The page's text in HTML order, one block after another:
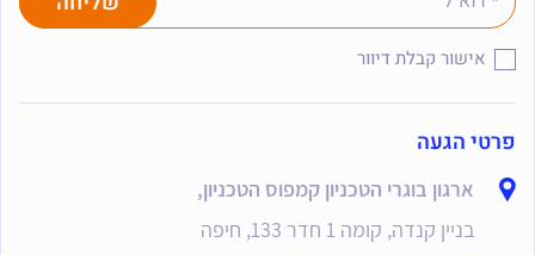
פרטי הגעה
ארגון בוגרי הטכניון קמפוס הטכניון,
בניין קנדה, קומה 1 חדר 133, חיפה
אישור קבלת דיוור